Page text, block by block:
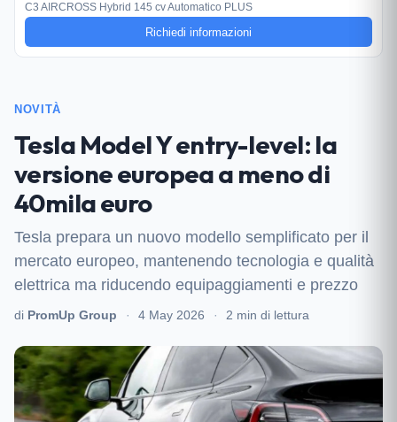
C3 AIRCROSS Hybrid 145 cv Automatico PLUS
Richiedi informazioni
NOVITÀ
Tesla Model Y entry-level: la
versione europea a meno di
40mila euro
Tesla prepara un nuovo modello semplificato per il
mercato europeo, mantenendo tecnologia e qualità
elettrica ma riducendo equipaggiamenti e prezzo
di PromUp Group · 4 May 2026 · 2 min di lettura